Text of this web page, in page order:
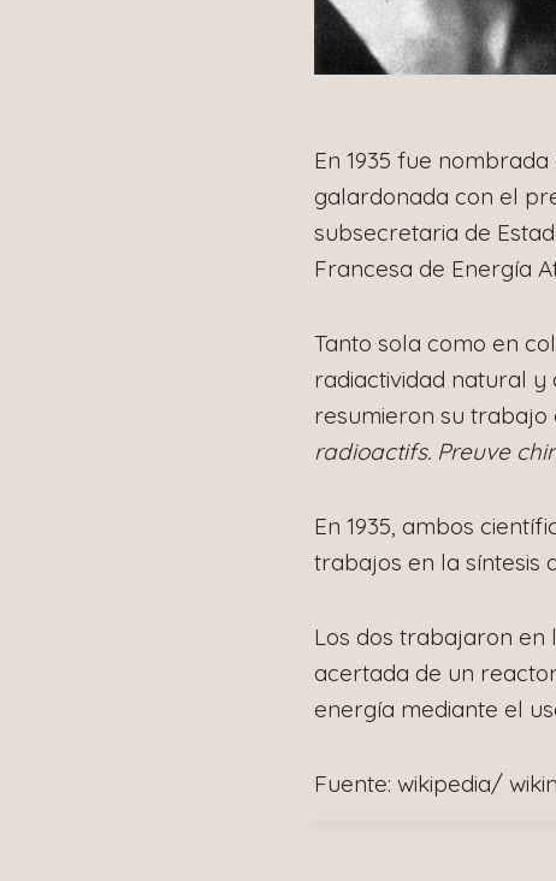
En 1935 fue
galardonada con el
subsecretaria de
Francesa de Energía
Tanto sola como en
radiactividad natural y
resumieron su
radioactifs. Preuve
En 1935, ambos
trabajos en la síntesis
Los dos trabajaron en
acertada de un
energía mediante el
Fuente: wikipedia/